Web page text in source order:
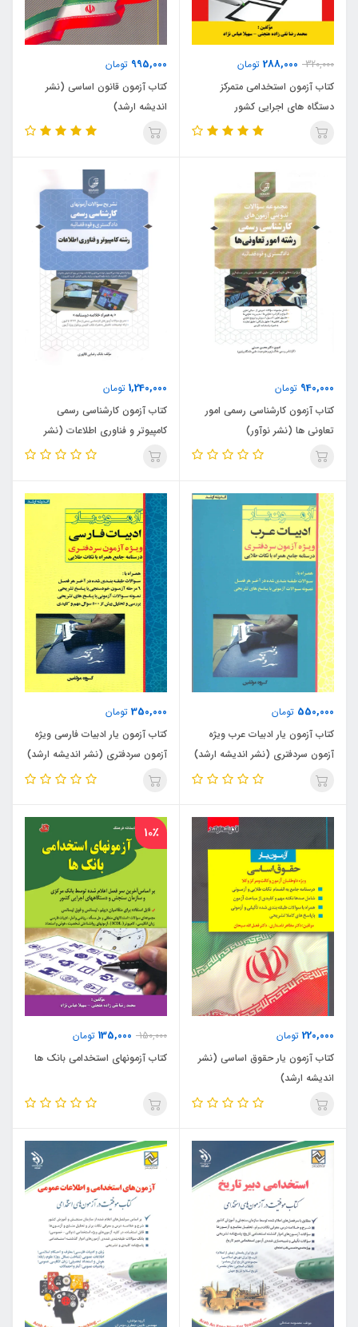
320,000
288,000 تومان
کتاب آزمون استخدامی متمرکز
دستگاه های اجرایی کشور
995,000 تومان
کتاب آزمون قانون اساسی (نشر
اندیشه ارشد)
940,000 تومان
کتاب آزمون کارشناسی رسمی امور
تعاونی ها (نشر نوآور)
1,240,000 تومان
کتاب آزمون کارشناسی رسمی
کامپیوتر و فناوری اطلاعات (نشر
نوآور)
550,000 تومان
کتاب آزمون یار ادبیات عرب ویژه
آزمون سردفتری (نشر اندیشه ارشد)
350,000 تومان
کتاب آزمون یار ادبیات فارسی ویژه
آزمون سردفتری (نشر اندیشه ارشد)
220,000 تومان
کتاب آزمون یار حقوق اساسی (نشر
اندیشه ارشد)
10٪
150,000
135,000 تومان
کتاب آزمونهای استخدامی بانک ها